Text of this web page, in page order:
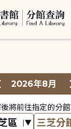
2026年8月
將前往指定的分館